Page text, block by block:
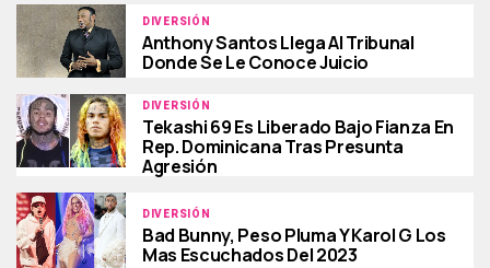
DIVERSIÓN
Anthony Santos Llega Al Tribunal
Donde Se Le Conoce Juicio
DIVERSIÓN
Tekashi 69 Es Liberado Bajo Fianza En
Rep. Dominicana Tras Presunta
Agresión
DIVERSIÓN
Bad Bunny, Peso Pluma Y Karol G Los
Mas Escuchados Del 2023